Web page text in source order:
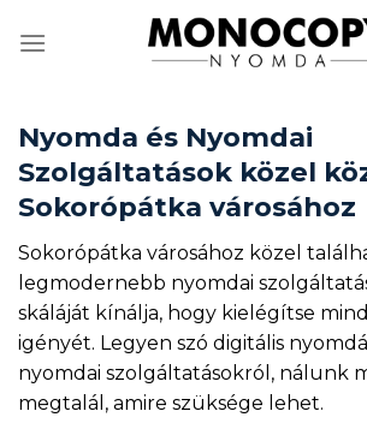
Nyomda és Nyomdai
Szolgáltatások közel
Sokorópátka városához
Sokorópátka városához közel
legmodernebb nyomdai
skáláját kínálja, hogy kielégítse
igényét. Legyen szó digitális
nyomdai szolgáltatásokról, nálunk
megtalál, amire szüksége lehet.